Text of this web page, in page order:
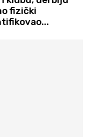
fizički